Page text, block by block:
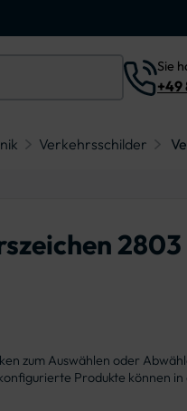
Sie
+49
Verkehrsschilder
zum Auswählen oder
Produkte können